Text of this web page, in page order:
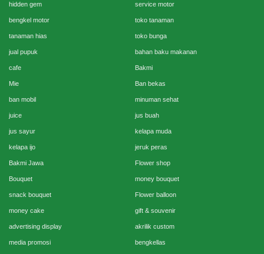
hidden gem service motor
bengkel motor toko tanaman
tanaman hias toko bunga
jual pupuk bahan baku makanan
cafe Bakmi
Mie Ban bekas
ban mobil minuman sehat
juice jus buah
jus sayur kelapa muda
kelapa ijo jeruk peras
Bakmi Jawa Flower shop
Bouquet money bouquet
snack bouquet Flower balloon
money cake gift & souvenir
advertising display akrilik custom
media promosi bengkellas